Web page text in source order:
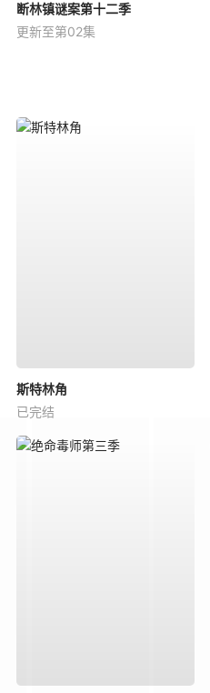
断林镇谜案第十二季
更新至第02集
斯特林角
已完结